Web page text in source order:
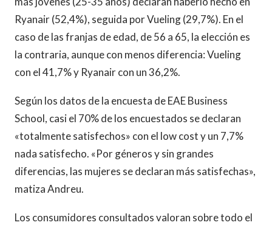
Ryanair (52,4%), seguida por Vueling (29,7%). En el
caso de las franjas de edad, de 56 a 65, la elección es
la contraria, aunque con menos diferencia: Vueling
con el 41,7% y Ryanair con un 36,2%.
Según los datos de la encuesta de EAE Business
School, casi el 70% de los encuestados se declaran
«totalmente satisfechos» con el low cost y un 7,7%
nada satisfecho. «Por géneros y sin grandes
diferencias, las mujeres se declaran más satisfechas»,
matiza Andreu.
Los consumidores consultados valoran sobre todo el